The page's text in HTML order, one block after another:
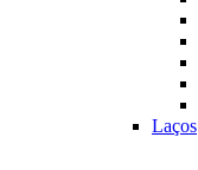
Laços